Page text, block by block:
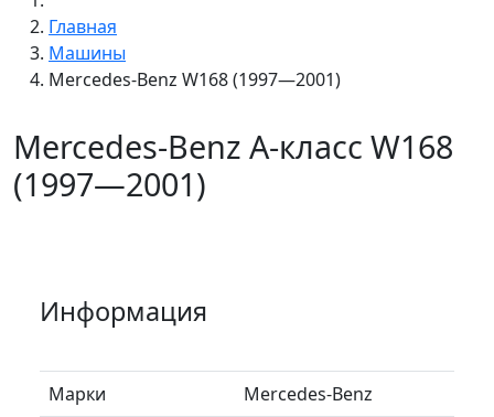
Главная
Машины
Mercedes-Benz W168 (1997—2001)
Mercedes-Benz A-класс W168
(1997—2001)
Информация
Марки
Mercedes-Benz